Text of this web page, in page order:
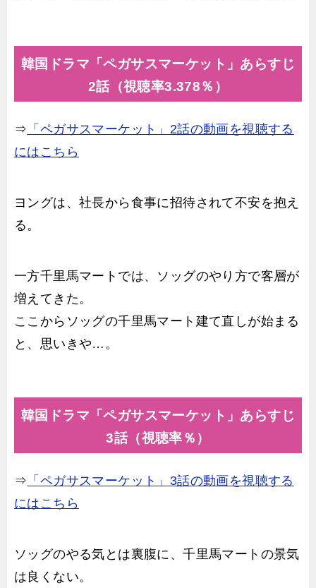
韓国ドラマ「ペガサスマーケット」あらすじ
2話（視聴率3.378％）
⇒ 「ペガサスマーケット」2話の動画を視聴する
にはこちら
ヨングは、社長から食事に招待されて不安を抱え
る。
一方千里馬マートでは、ソッグのやり方で客層が
増えてきた。
ここからソッグの千里馬マート建て直しが始まる
と、思いきや…。
韓国ドラマ「ペガサスマーケット」あらすじ
3話（視聴率％）
⇒ 「ペガサスマーケット」3話の動画を視聴する
にはこちら
ソッグのやる気とは裏腹に、千里馬マートの景気
は良くない。